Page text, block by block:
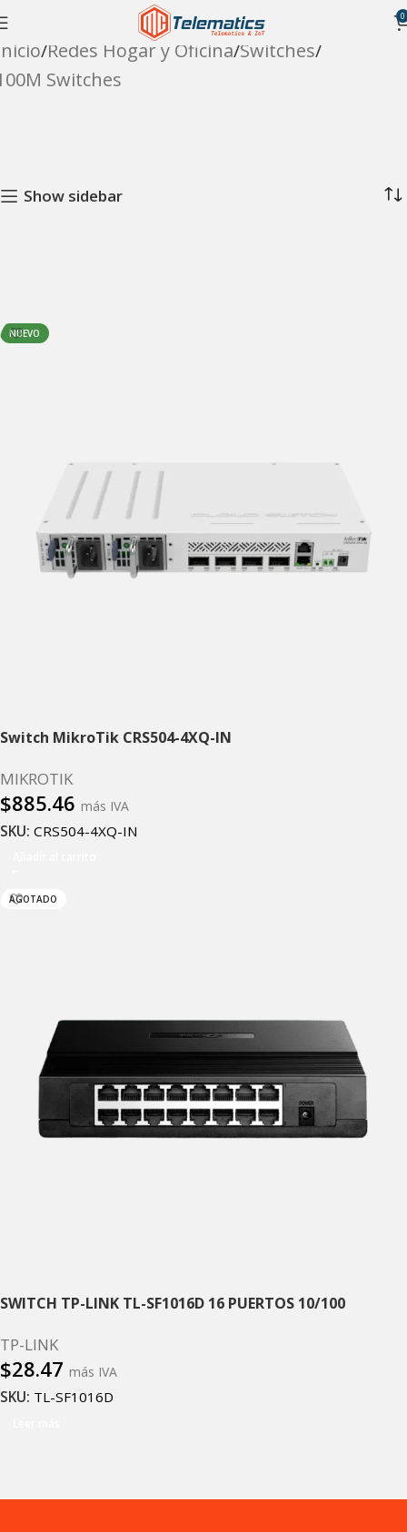
0
Redes Hogar y Oficina Switches
Switches
Show sidebar
NUEVO
Switch MikroTik CRS504-4XQ-IN
MIKROTIK
$885.46 más IVA
SKU: CRS504-4XQ-IN
AGOTADO
SWITCH TP-LINK TL-SF1016D 16 PUERTOS 10/100
TP-LINK
$28.47 más IVA
SKU: TL-SF1016D